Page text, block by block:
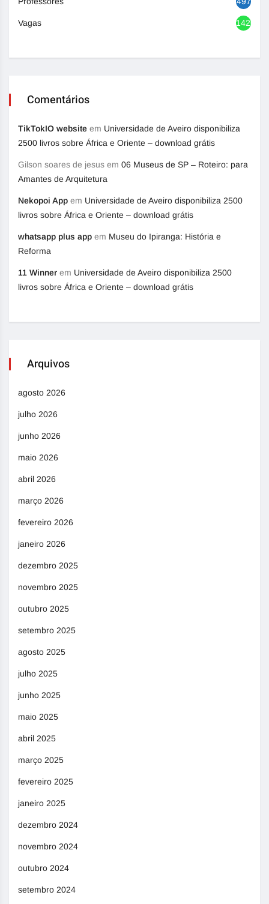
Vagas 1420
Comentários
TikTokIO website em Universidade de Aveiro disponibiliza
2500 livros sobre África e Oriente – download grátis
Gilson soares de jesus em 06 Museus de SP – Roteiro: para
Amantes de Arquitetura
Nekopoi App em Universidade de Aveiro disponibiliza 2500
livros sobre África e Oriente – download grátis
whatsapp plus app em Museu do Ipiranga: História e
Reforma
11 Winner em Universidade de Aveiro disponibiliza 2500
livros sobre África e Oriente – download grátis
Arquivos
agosto 2026
julho 2026
junho 2026
maio 2026
abril 2026
março 2026
fevereiro 2026
janeiro 2026
dezembro 2025
novembro 2025
outubro 2025
setembro 2025
agosto 2025
julho 2025
junho 2025
maio 2025
abril 2025
março 2025
fevereiro 2025
janeiro 2025
dezembro 2024
novembro 2024
outubro 2024
setembro 2024